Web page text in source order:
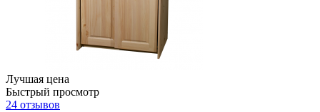
Лучшая цена
Быстрый просмотр
24 отзывов